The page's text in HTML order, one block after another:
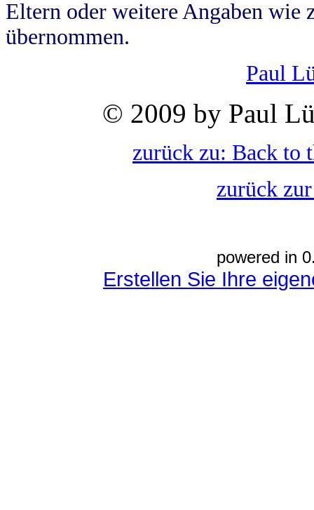
Eltern oder weitere Angaben wie
übernommen.
Paul
© 2009 by Paul
zurück zu: Back to
zurück
powered in
Erstellen Sie Ihre